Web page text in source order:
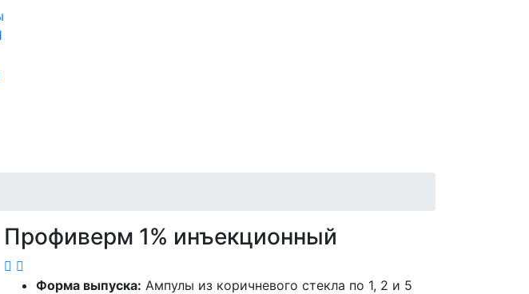
Профиверм 1% инъекционный
Форма выпуска: Ампулы из коричневого стекла по 1, 2 и 5